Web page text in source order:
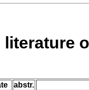
literature
abstr.